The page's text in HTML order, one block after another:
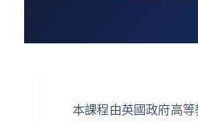
本課程由英國政府高